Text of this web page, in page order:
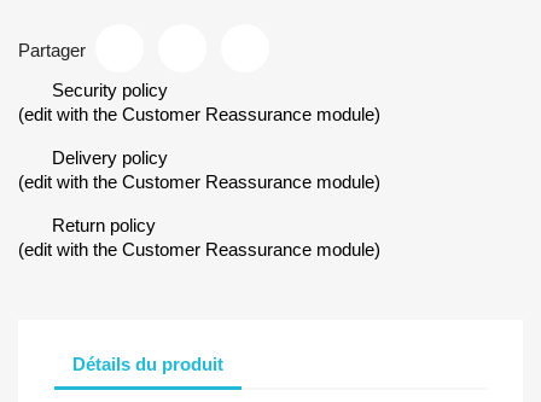
Partager
Security policy
(edit with the Customer Reassurance module)
Delivery policy
(edit with the Customer Reassurance module)
Return policy
(edit with the Customer Reassurance module)
Détails du produit